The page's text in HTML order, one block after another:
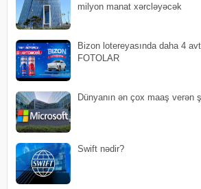
milyon manat xərcləyəcək
Bizon lotereyasında daha 4
FOTOLAR
Dünyanın ən çox maaş verən
Swift nədir?